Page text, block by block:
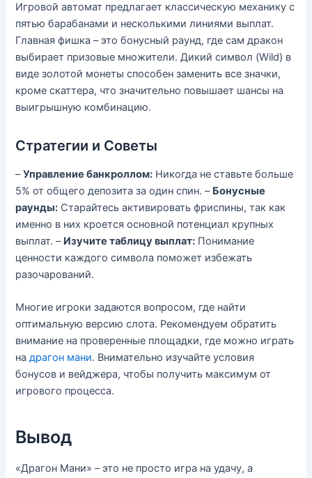
Игровой автомат предлагает классическую механику с
пятью барабанами и несколькими линиями выплат.
Главная фишка – это бонусный раунд, где сам дракон
выбирает призовые множители. Дикий символ (Wild) в
виде золотой монеты способен заменить все значки,
кроме скаттера, что значительно повышает шансы на
выигрышную комбинацию.
Стратегии и Советы
–Управление банкроллом: Никогда не ставьте больше
5% от общего депозита за один спин. – Бонусные
раунды: Старайтесь активировать фриспины, так как
именно в них кроется основной потенциал крупных
выплат. – Изучите таблицу выплат: Понимание
ценности каждого символа поможет избежать
разочарований.
Многие игроки задаются вопросом, где найти
оптимальную версию слота. Рекомендуем обратить
внимание на проверенные площадки, где можно играть
надрагон мани. Внимательно изучайте условия
бонусов и вейджера, чтобы получить максимум от
игрового процесса.
Вывод
«Драгон Мани» – это не просто игра на удачу, а